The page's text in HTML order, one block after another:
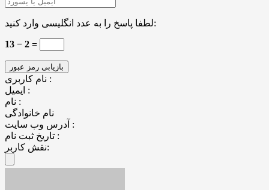
لطفا پاسخ را به عدد انگلیسی وارد کنید:
13 − 2 =
نام کاربری :
ایمیل :
نام :
نام خانوادگی
آدرس وب سایت :
تاریخ ثبت نام :
نقش کاربر: